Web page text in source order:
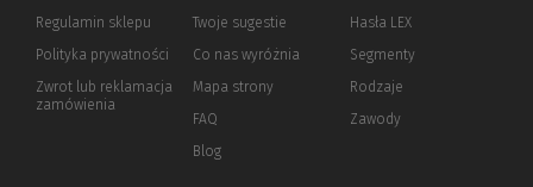
Regulamin sklepu
Polityka prywatności (Nowe
(Link
innej
Zwrot lub reklamacja
zamówienia
innej
Twoje sugestie
Co nas wyróżnia
Mapa strony
FAQ
Blog
Hasła LEX
Segmenty
Rodzaje
Zawody